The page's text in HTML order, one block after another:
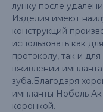
лунку после
Изделия имеют
конструкций
использовать как
протоколу, так и
вживлении
зуба.Благодаря
импланты Нобель
коронкой.